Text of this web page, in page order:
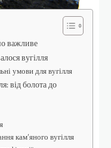
важливе
вугілля
умови для вугілля
від болота до
кам’яного вугілля